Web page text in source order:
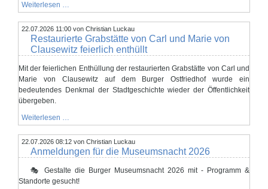
Weiterlesen …
21/2026
erschienen
22.07.2026 11:00 von Christian Luckau
Restaurierte Grabstätte von Carl und Marie von
Clausewitz feierlich enthüllt
Mit der feierlichen Enthüllung der restaurierten Grabstätte von Carl und
Marie von Clausewitz auf dem Burger Ostfriedhof wurde ein
bedeutendes Denkmal der Stadtgeschichte wieder der Öffentlichkeit
übergeben.
Weiterlesen …
Grabstätte
von
Carl
und
Marie
von
Clausewitz
feierlich
22.07.2026 08:12 von Christian Luckau
Anmeldungen für die Museumsnacht 2026
🎭 Gestalte die Burger Museumsnacht 2026 mit - Programm &
Standorte gesucht!